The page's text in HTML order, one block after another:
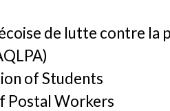
de lutte contre la
of Students
Postal Workers